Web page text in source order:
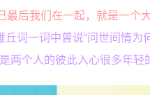
后我们在一起，就是一个
词一词中曾说“问世间情为
两个人的彼此入心很多年轻